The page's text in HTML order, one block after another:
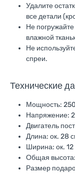
Удалите
все детали
Не погружайте
влажной
Не
спреи.
Технические
Мощность:
Напряжение:
Двигатель
Длина: ок. 28
Ширина: ок. 12
Общая
Размер